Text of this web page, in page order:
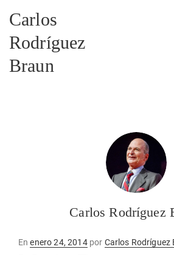
Carlos
Rodríguez
Braun
Carlos Rodríguez
EnPublicado
enero 24, 2014por Carlos Rodríguez